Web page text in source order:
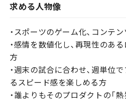
求める人物像
・スポーツのゲーム化、コンテ
・感情を数値化し、再現性のあ
方
・週末の試合に合わせ、週単位
るスピード感を楽しめる方
・誰よりもそのプロダクトの「